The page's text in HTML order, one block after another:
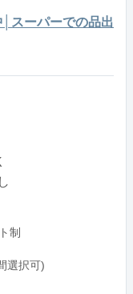
スーパーでの品出
制
選択可)